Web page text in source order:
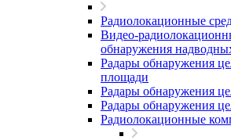
Радиолокационные
Видео-
обнаружения
Радары обнаружения
площади
Радары обнаружения
Радары обнаружения
Радиолокационные